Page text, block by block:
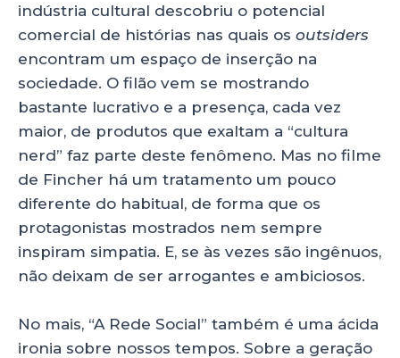
indústria cultural descobriu o potencial
comercial de histórias nas quais os outsiders
encontram um espaço de inserção na
sociedade. O filão vem se mostrando
bastante lucrativo e a presença, cada vez
maior, de produtos que exaltam a “cultura
nerd” faz parte deste fenômeno. Mas no filme
de Fincher há um tratamento um pouco
diferente do habitual, de forma que os
protagonistas mostrados nem sempre
inspiram simpatia. E, se às vezes são ingênuos,
não deixam de ser arrogantes e ambiciosos.
No mais, “A Rede Social” também é uma ácida
ironia sobre nossos tempos. Sobre a geração